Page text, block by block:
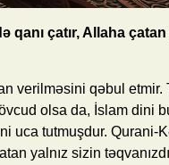
çatır, Allaha çatan
verilməsini qəbul
olsa da, İslam dini
uca tutmuşdur. Qurani-
yalnız sizin